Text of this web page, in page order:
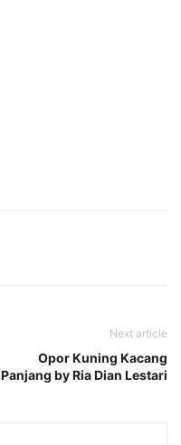
Next article
Opor Kuning Kacang
Panjang by Ria Dian Lestari